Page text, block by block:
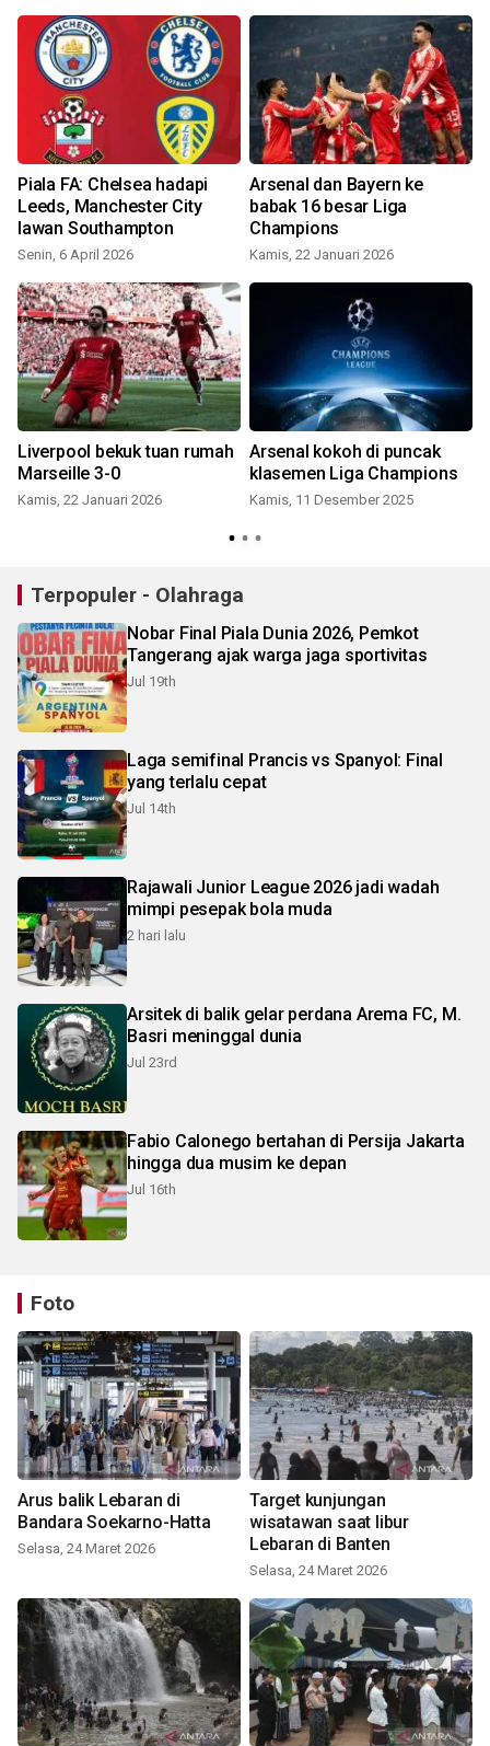
Piala FA: Chelsea hadapi
Leeds, Manchester City
lawan Southampton
Senin, 6 April 2026
Arsenal dan Bayern ke
babak 16 besar Liga
Champions
Kamis, 22 Januari 2026
Liverpool bekuk tuan rumah
Marseille 3-0
Kamis, 22 Januari 2026
Arsenal kokoh di puncak
klasemen Liga Champions
Kamis, 11 Desember 2025
Terpopuler - Olahraga
Nobar Final Piala Dunia 2026, Pemkot
Tangerang ajak warga jaga sportivitas
Jul 19th
Laga semifinal Prancis vs Spanyol: Final
yang terlalu cepat
Jul 14th
Rajawali Junior League 2026 jadi wadah
mimpi pesepak bola muda
2 hari lalu
Arsitek di balik gelar perdana Arema FC, M.
Basri meninggal dunia
Jul 23rd
Fabio Calonego bertahan di Persija Jakarta
hingga dua musim ke depan
Jul 16th
Foto
Arus balik Lebaran di
Bandara Soekarno-Hatta
Selasa, 24 Maret 2026
Target kunjungan
wisatawan saat libur
Lebaran di Banten
Selasa, 24 Maret 2026